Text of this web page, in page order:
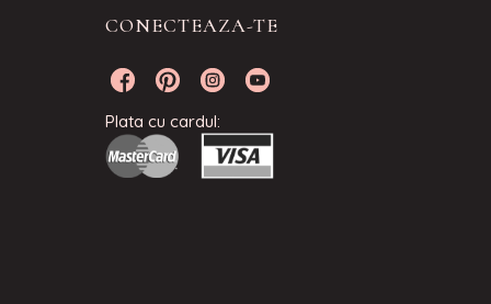
CONECTEAZA-TE
Plata cu cardul: